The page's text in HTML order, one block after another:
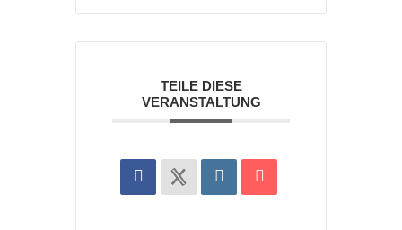
TEILE DIESE
VERANSTALTUNG